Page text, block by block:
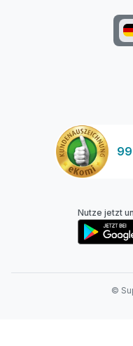
Nutze jetzt
©